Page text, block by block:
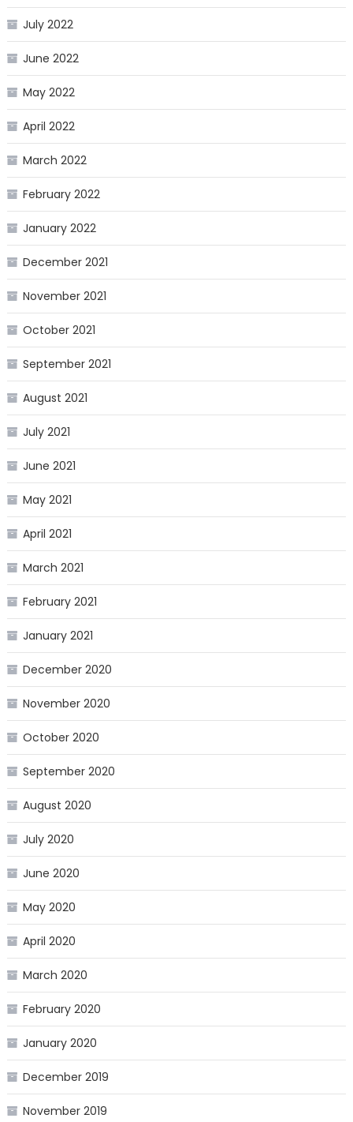
July 2022
June 2022
May 2022
April 2022
March 2022
February 2022
January 2022
December 2021
November 2021
October 2021
September 2021
August 2021
July 2021
June 2021
May 2021
April 2021
March 2021
February 2021
January 2021
December 2020
November 2020
October 2020
September 2020
August 2020
July 2020
June 2020
May 2020
April 2020
March 2020
February 2020
January 2020
December 2019
November 2019